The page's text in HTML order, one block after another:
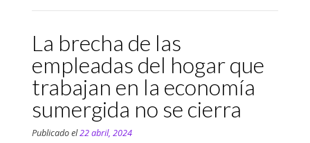
La brecha de las
empleadas del hogar que
trabajan en la economía
sumergida no se cierra
Publicado el22 abril, 2024